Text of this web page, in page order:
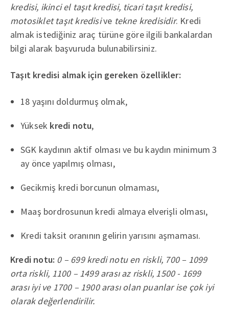
kredisi, ikinci el taşıt kredisi, ticari taşıt kredisi,
motosiklet taşıt kredisive tekne kredisidir. Kredi
almak istediğiniz araç türüne göre ilgili bankalardan
bilgi alarak başvuruda bulunabilirsiniz.
Taşıt kredisi almak için gereken özellikler:
18 yaşını doldurmuş olmak,
Yüksek kredi notu,
SGK kaydının aktif olması ve bu kaydın minimum 3
ay önce yapılmış olması,
Gecikmiş kredi borcunun olmaması,
Maaş bordrosunun kredi almaya elverişli olması,
Kredi taksit oranının gelirin yarısını aşmaması.
Kredi notu: 0 – 699 kredi notu en riskli, 700 – 1099
orta riskli, 1100 – 1499 arası az riskli, 1500 - 1699
arası iyi ve 1700 – 1900 arası olan puanlar ise çok iyi
olarak değerlendirilir.